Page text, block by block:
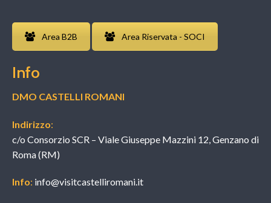
Area B2B Area Riservata - SOCI
Info
DMO CASTELLI ROMANI
Indirizzo:
c/o Consorzio SCR – Viale Giuseppe Mazzini 12, Genzano di
Roma (RM)
Info: info@visitcastelliromani.it